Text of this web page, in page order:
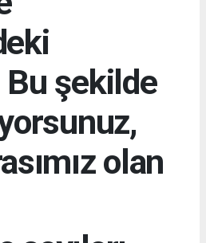
şekilde
olan